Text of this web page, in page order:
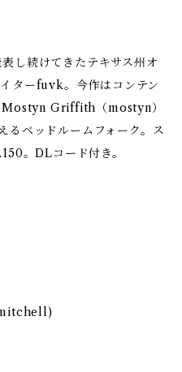
し続けてきたテキサス州オ
ターfuvk。今作はコンテン
Mostyn Griffith（mostyn）
るベッドルームフォーク。ス
。DLコード付き。